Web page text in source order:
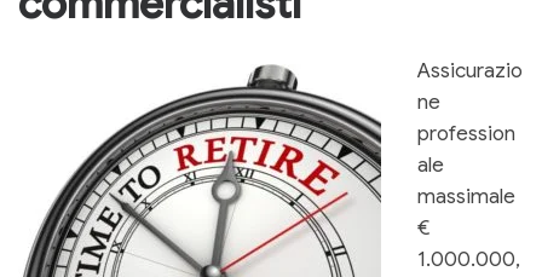
Assicurazio
ne
profession
ale
massimale
€
1.000.000,